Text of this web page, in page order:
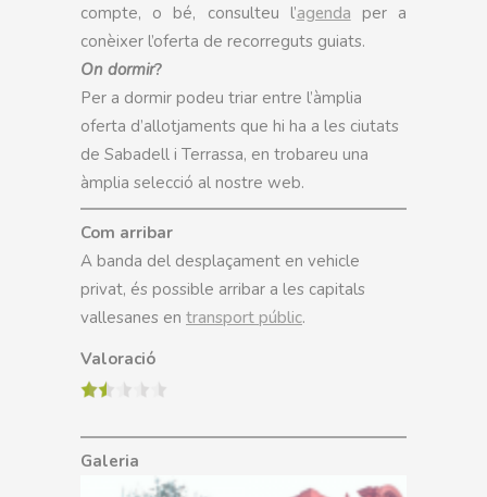
compte, o bé, consulteu l’agenda per a
conèixer l’oferta de recorreguts guiats.
On dormir?
Per a dormir podeu triar entre l’àmplia
oferta d’allotjaments que hi ha a les ciutats
de Sabadell i Terrassa, en trobareu una
àmplia selecció al nostre web.
Com arribar
A banda del desplaçament en vehicle
privat, és possible arribar a les capitals
vallesanes en transport públic.
Valoració
Galeria